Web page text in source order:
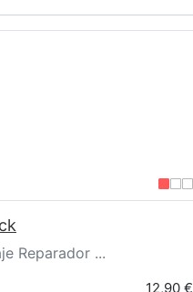
Reparador ...
12,90 €